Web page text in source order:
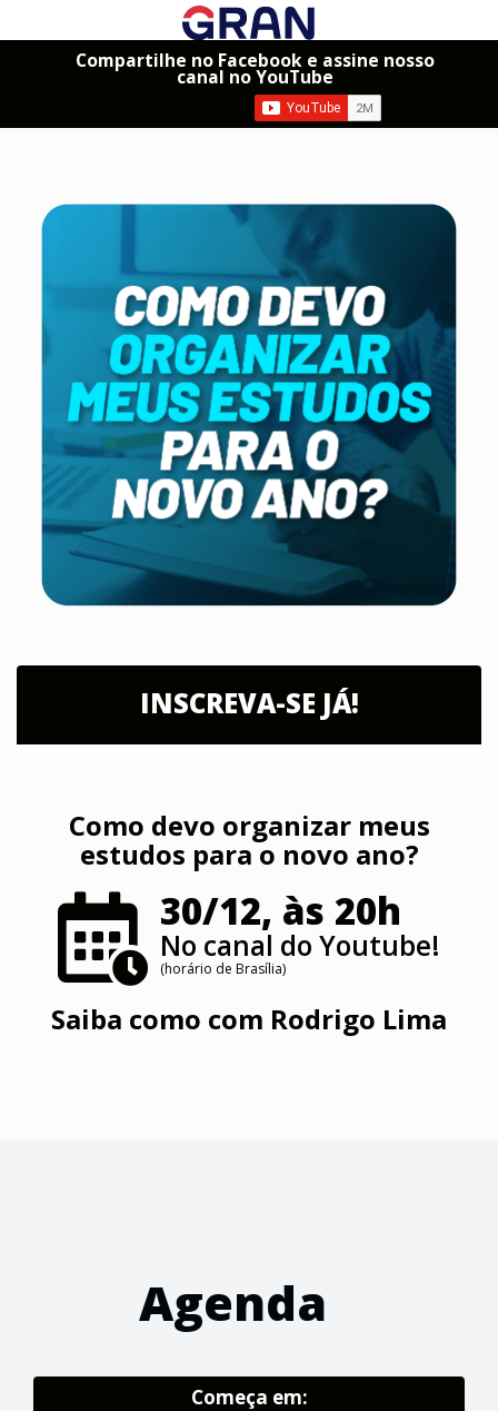
Compartilhe no Facebook e assine nosso
canal no YouTube
INSCREVA-SE JÁ!
Como devo organizar meus
estudos para o novo ano?
30/12, às 20h
No canal do Youtube!
(horário de Brasília)
Saiba como com Rodrigo Lima
Agenda
Começa em: